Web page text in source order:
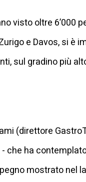
visto oltre 6’000
e Davos, si è
sul gradino più
(direttore
che ha
mostrato nel